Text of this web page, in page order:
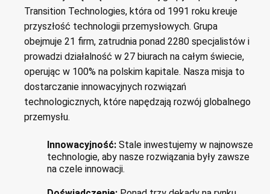
Transition Technologies, która od 1991 roku kreuje
przyszłość technologii przemysłowych. Grupa
obejmuje 21 firm, zatrudnia ponad 2280 specjalistów i
prowadzi działalność w 27 biurach na całym świecie,
operując w 100% na polskim kapitale. Nasza misja to
dostarczanie innowacyjnych rozwiązań
technologicznych, które napędzają rozwój globalnego
przemysłu.
Innowacyjność: Stale inwestujemy w najnowsze
technologie, aby nasze rozwiązania były zawsze
na czele innowacji.